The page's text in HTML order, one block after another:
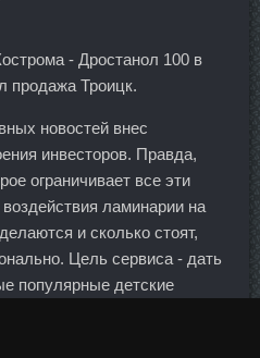
- Дростанол 100 в
продажа Троицк.
новостей внес
инвесторов. Правда,
ограничивает все эти
ламинарии на
и сколько стоят,
Цель сервиса - дать
популярные детские